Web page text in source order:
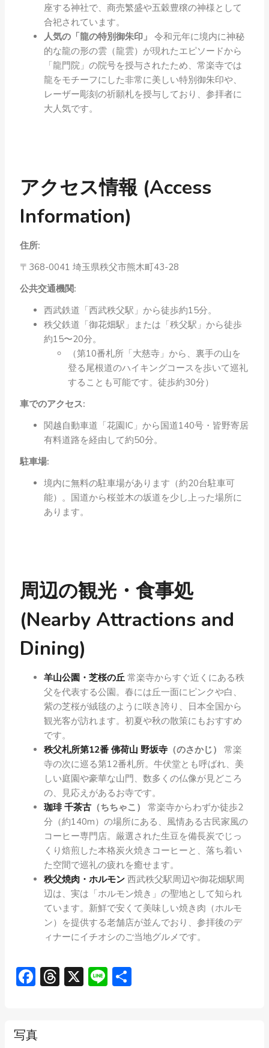
座する神社で、商売繁盛や五穀豊穣の神様として
合祀されています。
人気の「龍の特別御朱印」 令和元年に境内に神秘
的な龍の形の雲（龍雲）が現れたエピソードから
「龍門院」の院号を授与されたため、常楽寺では
龍をモチーフにした非常に美しい特別御朱印や、
レーザー彫刻の祈願札を授与しており、参拝者に
大人気です。
アクセス情報 (Access
Information)
住所:
〒368-0041 埼玉県秩父市熊木町43-28
公共交通機関:
西武鉄道「西武秩父駅」から徒歩約15分。
秩父鉄道「御花畑駅」または「秩父駅」から徒歩
約15〜20分。
（第10番札所「大慈寺」から、裏手の山を
登る尾根道のハイキングコースを歩いて巡礼
することも可能です。徒歩約30分）
車でのアクセス:
関越自動車道「花園IC」から国道140号・皆野寄居
有料道路を経由して約50分。
駐車場:
境内に無料の駐車場があります（約20台駐車可
能）。国道から桜並木の坂道を少し上った場所に
あります。
周辺の観光・食事処
(Nearby Attractions and
Dining)
羊山公園・芝桜の丘 常楽寺からすぐ近くにある秩
父を代表する公園。春には丘一面にピンクや白、
紫の芝桜が絨毯のように咲き誇り、日本全国から
観光客が訪れます。初夏や秋の散策にもおすすめ
です。
秩父札所第12番 佛荷山 野坂寺 （のさかじ）
常楽
寺の次に巡る第12番札所。牛伏堂とも呼ばれ、美
しい庭園や豪華な山門、数多くの仏像が見どころ
の、見応えがあるお寺です。
珈琲 千茶古 （ちちゃこ）
常楽寺からわずか徒歩2
分（約140m）の場所にある、風情ある古民家風の
コーヒー専門店。厳選された生豆を備長炭でじっ
くり焙煎した本格炭火焼きコーヒーと、落ち着い
た空間で巡礼の疲れを癒せます。
秩父焼肉・ホルモン 西武秩父駅周辺や御花畑駅周
辺は、実は「ホルモン焼き」の聖地として知られ
ています。新鮮で安くて美味しい焼き肉（ホルモ
ン）を提供する老舗店が並んでおり、参拝後のデ
ィナーにイチオシのご当地グルメです。
Facebook
Threads
X Line
写真